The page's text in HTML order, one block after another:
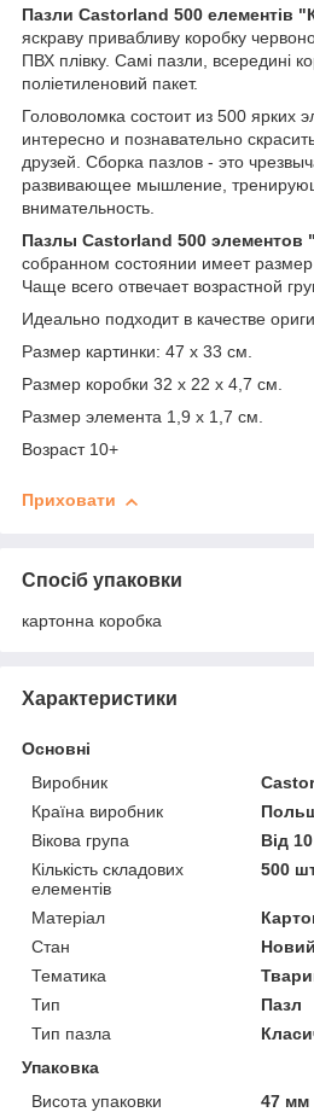
Пазли Castorland 500 елементів
яскраву привабливу коробку
ПВХ плівку. Самі пазли, всередині
поліетиленовий пакет.
Головоломка состоит из 500 ярких
интересно и познавательно
друзей. Сборка пазлов - это
развивающее мышление,
внимательность.
Пазлы Castorland 500 элементов
собранном состоянии имеет
Чаще всего отвечает возрастной
Идеально подходит в качестве
Размер картинки: 47 х 33 см.
Размер коробки 32 х 22 х 4,7 см.
Размер элемента 1,9 х 1,7 см.
Возраст 10+
Приховати
Спосіб упаковки
картонна коробка
Характеристики
Основні
Виробник
Країна виробник
Вікова група
Від
Кількість складових
елементів
500
Матеріал
Стан
Новий
Тематика
Тип
Пазл
Тип пазла
Упаковка
Висота упаковки
47 мм